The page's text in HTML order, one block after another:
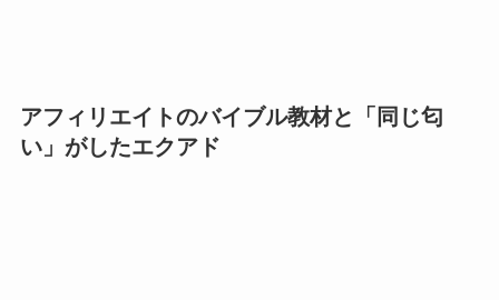
アフィリエイトのバイブル教材と「同じ匂
い」がしたエクアド